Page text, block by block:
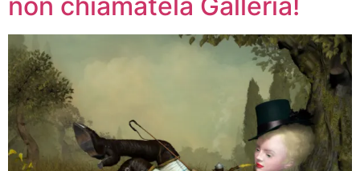
non chiamatela Galleria!